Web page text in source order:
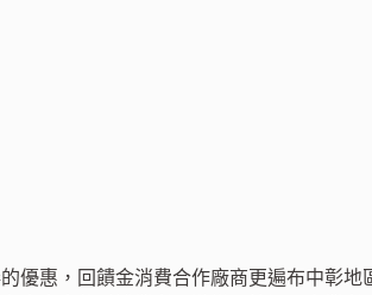
優惠，回饋金消費合作廠商更遍布中彰